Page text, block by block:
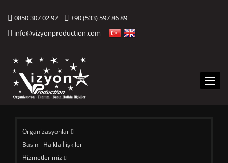
0850 307 02 97
+90 (533) 597 86 89
info@vizyonproduction.com
Menü
Organizasyonlar
Basın - Halkla İlişkiler
Hizmetlerimiz